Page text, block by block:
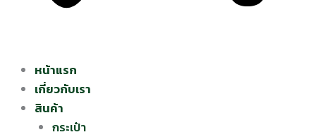
หน้าแรก
เกี่ยวกับเรา
สินค้า
กระเป๋า